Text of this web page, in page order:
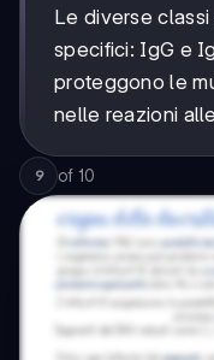
Le diverse
specifici: IgG e
proteggono le
nelle reazioni
9 of 10